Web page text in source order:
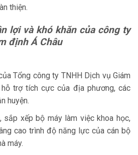
thiện.
lợi và khó khăn của công ty
định Á Châu
Tổng công ty TNHH Dịch vụ Giám
trợ tích cực của địa phương, các
huyện.
sắp xếp bộ máy làm việc khoa học,
cao trình độ năng lực của cán bộ
máy.